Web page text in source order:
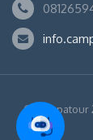
© Campatour